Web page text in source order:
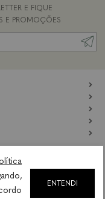
ENTENDI
E FIQUE
E PROMOÇÕES
Castro, 12000, 3 piso -